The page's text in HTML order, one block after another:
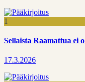
1
Sellaista Raamattua ei
17.3.2026